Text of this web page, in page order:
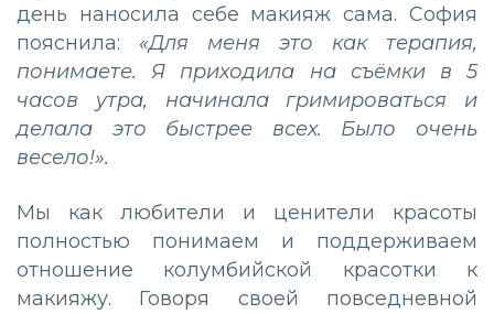
день наносила себе макияж сама. София
пояснила: «Для меня это как терапия,
понимаете. Я приходила на съёмки в 5
часов утра, начинала гримироваться и
делала это быстрее всех. Было очень
весело!».
Мы как любители и ценители красоты
полностью понимаем и поддерживаем
отношение колумбийской красотки к
макияжу. Говоря своей повседневной